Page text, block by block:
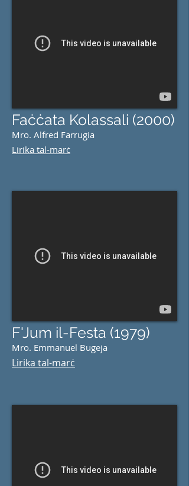
Faċċata Kolassali (2000)
Mro. Alfred Farrugia
Lirika tal-marċ
F'Jum il-Festa (1979)
Mro. Emmanuel Bugeja
Lirika tal-marċ